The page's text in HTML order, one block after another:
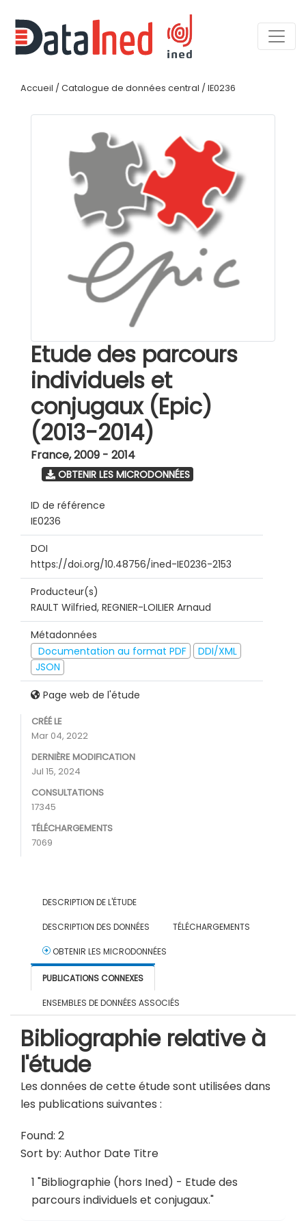
Accueil / Catalogue de données central / IE0236
Etude des parcours
individuels et
conjugaux (Epic)
(2013-2014)
France,2009 - 2014
OBTENIR LES MICRODONNÉES
ID de référence
IE0236
DOI
https://doi.org/10.48756/ined-IE0236-2153
Producteur(s)
RAULT Wilfried, REGNIER-LOILIER Arnaud
Métadonnées
Documentation au format PDF
DDI/XML
JSON
Page web de l'étude
CRÉÉ LE
Mar 04, 2022
DERNIÈRE MODIFICATION
Jul 15, 2024
CONSULTATIONS
17345
TÉLÉCHARGEMENTS
7069
DESCRIPTION DE L'ÉTUDE
DESCRIPTION DES DONNÉES TÉLÉCHARGEMENTS
OBTENIR LES MICRODONNÉES
PUBLICATIONS CONNEXES
ENSEMBLES DE DONNÉES ASSOCIÉS
Bibliographie relative à
l'étude
Les données de cette étude sont utilisées dans
les publications suivantes :
Found: 2
Sort by: Author Date Titre
1 "Bibliographie (hors Ined) - Etude des
parcours individuels et conjugaux."